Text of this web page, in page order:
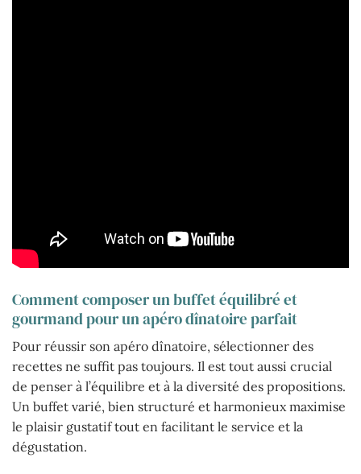
Comment composer un buffet équilibré et
gourmand pour un apéro dînatoire parfait
Pour réussir son apéro dînatoire, sélectionner des
recettes ne suffit pas toujours. Il est tout aussi crucial
de penser à l’équilibre et à la diversité des propositions.
Un buffet varié, bien structuré et harmonieux maximise
le plaisir gustatif tout en facilitant le service et la
dégustation.